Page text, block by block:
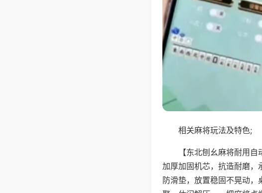
相关麻将玩法及特色;
【东北刨幺麻将耐用
加厚加固机芯，抗造耐磨，
防滑垫，放置稳固不晃动